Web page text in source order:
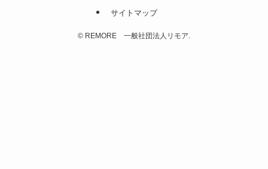
サイトマップ
© REMORE 一般社団法人リモア.